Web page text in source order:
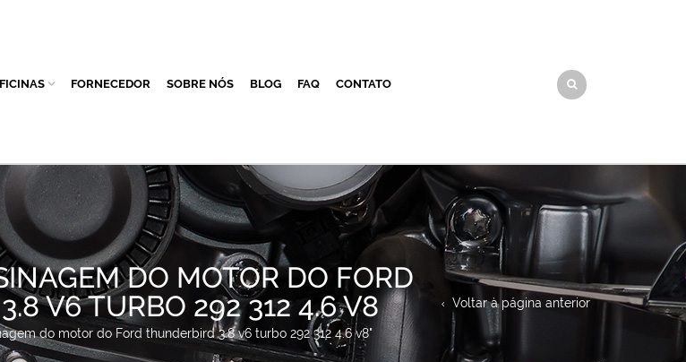
FORNECEDOR SOBRE NÓS BLOG FAQ CONTATO
DO MOTOR DO FORD
V6 TURBO 292 312 4.6 V8
do motor do Ford thunderbird 3.8 v6 turbo 292 312 4.6 v8"
Voltar à página anterior